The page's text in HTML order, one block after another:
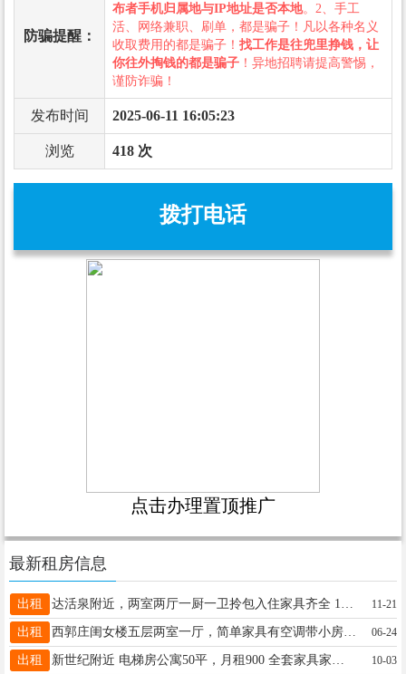
防骗提醒：
布者手机归属地与IP地址是否本地。2、手工
活、网络兼职、刷单，都是骗子！凡以各种名义
收取费用的都是骗子！ 找工作是往兜里挣钱，让
你往外掏钱的都是骗子 ！异地招聘请提高警惕，
谨防诈骗！
发布时间 2025-06-11 16:05:23
浏览 418 次
拨打电话
点击办理置顶推广
最新租房信息
出租 11-21
出租 西郭庄闺女楼五层两室一厅，简单家具有空调带小房。一个月650，长期租可以优惠电话15175987052 06-24
出租 10-03